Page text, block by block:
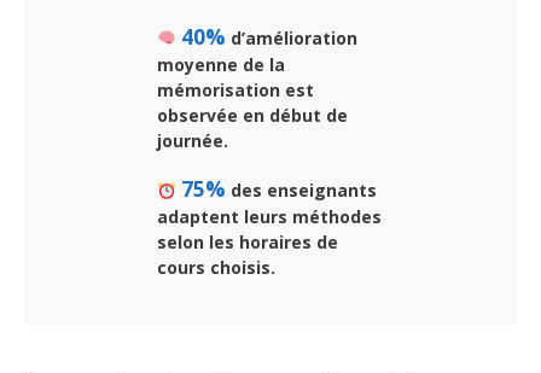
40% d’amélioration
moyenne de la
mémorisation est
observée en début de
journée.
75% des enseignants
adaptent leurs méthodes
selon les horaires de
cours choisis.